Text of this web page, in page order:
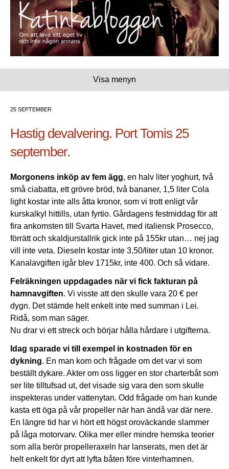
Visa menyn
25 SEPTEMBER
Hastig devalvering. Port Tomis 25
september.
Morgonens inköp av fem ägg, en halv liter yoghurt, två
små ciabatta, ett grövre bröd, två bananer, 1,5 liter Cola
light kostar inte alls åtta kronor, som vi trott enligt vår
kurskalkyl hittills, utan fyrtio. Gårdagens festmiddag för att
fira ankomsten till Svarta Havet, med italiensk Prosecco,
förrätt och skaldjurstallrik gick inte på 155kr utan… nej jag
vill inte veta. Dieseln kostar inte 3,50/liter utan 10 kronor.
Kanalavgiften igår blev 1715kr, inte 400. Och så vidare.
Felräkningen uppdagades när vi fick fakturan på
hamnavgiften. Vi visste att den skulle vara 20 € per
dygn. Det stämde helt enkelt inte med summan i Lei.
Ridå, som man säger.
Nu drar vi ett streck och börjar hålla hårdare i utgifterna.
Idag sparade vi till exempel in kostnaden för en
dykning. En man kom och frågade om det var vi som
beställt dykare. Akter om oss ligger en stor charterbåt som
ser lite tilltufsad ut, det visade sig vara den som skulle
inspekteras under vattenytan. Odd frågade om han kunde
kasta ett öga på vår propeller när han ändå var där nere.
En längre tid har vi hört ett högst oroväckande slammer
på låga motorvarv. Olika mer eller mindre hemska teorier
som alla berör propelleraxeln har lanserats, men det är
helt enkelt för dyrt att lyfta båten före vinterhamnen.